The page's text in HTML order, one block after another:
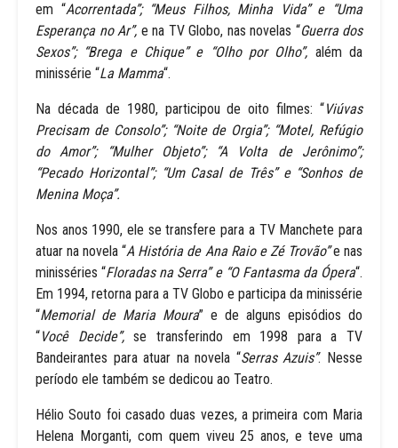
em “Acorrentada”; “Meus Filhos, Minha Vida” e “Uma
Esperança no Ar”, e na TV Globo, nas novelas “Guerra dos
Sexos”; “Brega e Chique” e “Olho por Olho”, além da
minissérie “La Mamma“.
Na década de 1980, participou de oito filmes: “Viúvas
Precisam de Consolo”; “Noite de Orgia”; “Motel, Refúgio
do Amor”; “Mulher Objeto”; “A Volta de Jerônimo”;
“Pecado Horizontal”; “Um Casal de Três” e “Sonhos de
Menina Moça”.
Nos anos 1990, ele se transfere para a TV Manchete para
atuar na novela “A História de Ana Raio e Zé Trovão”e nas
minisséries “Floradas na Serra” e “O Fantasma da Ópera“.
Em 1994, retorna para a TV Globo e participa da minissérie
“Memorial de Maria Moura” e de alguns episódios do
“Você Decide”,se transferindo em 1998 para a TV
Bandeirantes para atuar na novela “Serras Azuis”. Nesse
período ele também se dedicou ao Teatro.
Hélio Souto foi casado duas vezes, a primeira com Maria
Helena Morganti, com quem viveu 25 anos, e teve uma